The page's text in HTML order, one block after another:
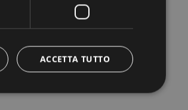
ACCETTA TUTTO